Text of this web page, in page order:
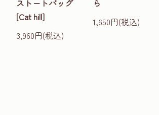
ストートバッグ
[Cat hill]
3,960円(税込)
ら
1,650円(税込)